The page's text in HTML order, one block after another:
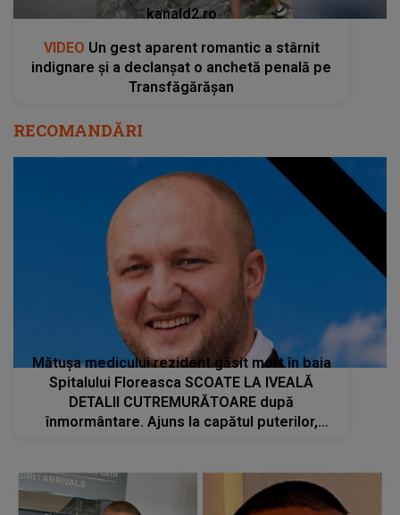
kanald2.ro
VIDEO Un gest aparent romantic a stârnit
indignare și a declanșat o anchetă penală pe
Transfăgărășan
RECOMANDĂRI
Mătușa medicului rezident găsit mort în baia
Spitalului Floreasca SCOATE LA IVEALĂ
DETALII CUTREMURĂTOARE după
înmormântare. Ajuns la capătul puterilor,